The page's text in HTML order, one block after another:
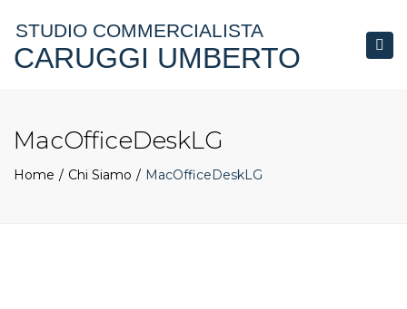
STUDIO COMMERCIALISTA
CARUGGI UMBERTO
MacOfficeDeskLG
Home Chi Siamo MacOfficeDeskLG